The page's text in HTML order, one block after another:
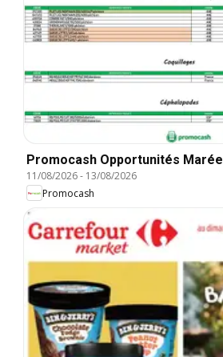
Promocash Opportunités Marée
11/08/2026- 13/08/2026
Promocash